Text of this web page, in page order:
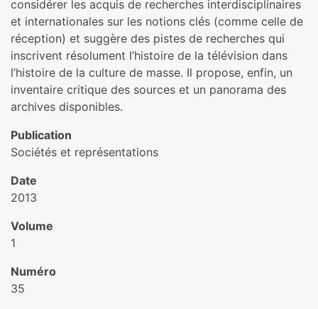
considérer les acquis de recherches interdisciplinaires
et internationales sur les notions clés (comme celle de
réception) et suggère des pistes de recherches qui
inscrivent résolument l’histoire de la télévision dans
l’histoire de la culture de masse. Il propose, enfin, un
inventaire critique des sources et un panorama des
archives disponibles.
Publication
Sociétés et représentations
Date
2013
Volume
1
Numéro
35